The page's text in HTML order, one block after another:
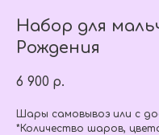
Набор для
Рождения
6 900 р.
Шары самовывоз или с
*Количество шаров,